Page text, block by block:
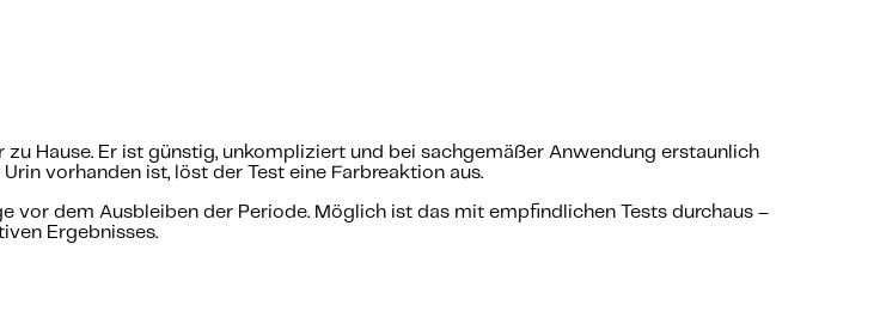
Hause. Er ist günstig, unkompliziert und bei sachgemäßer Anwendung erstaunlich
vorhanden ist, löst der Test eine Farbreaktion aus.
vor dem Ausbleiben der Periode. Möglich ist das mit empfindlichen Tests durchaus –
Ergebnisses.